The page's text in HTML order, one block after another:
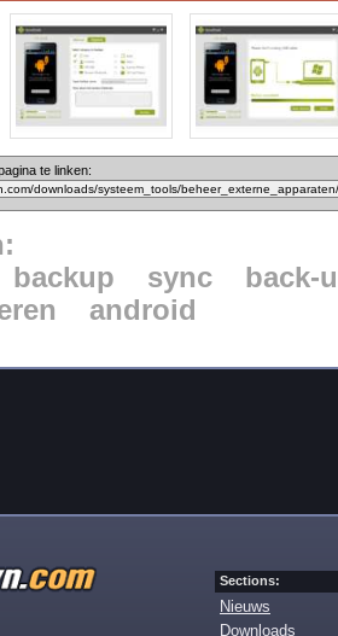
te linken:
backup sync
back-
android
Sections:
Nieuws
Downloads